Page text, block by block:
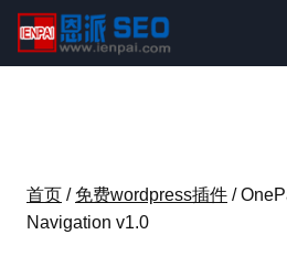
内
首页 / 免费wordpress插件 /
Navigation v1.0